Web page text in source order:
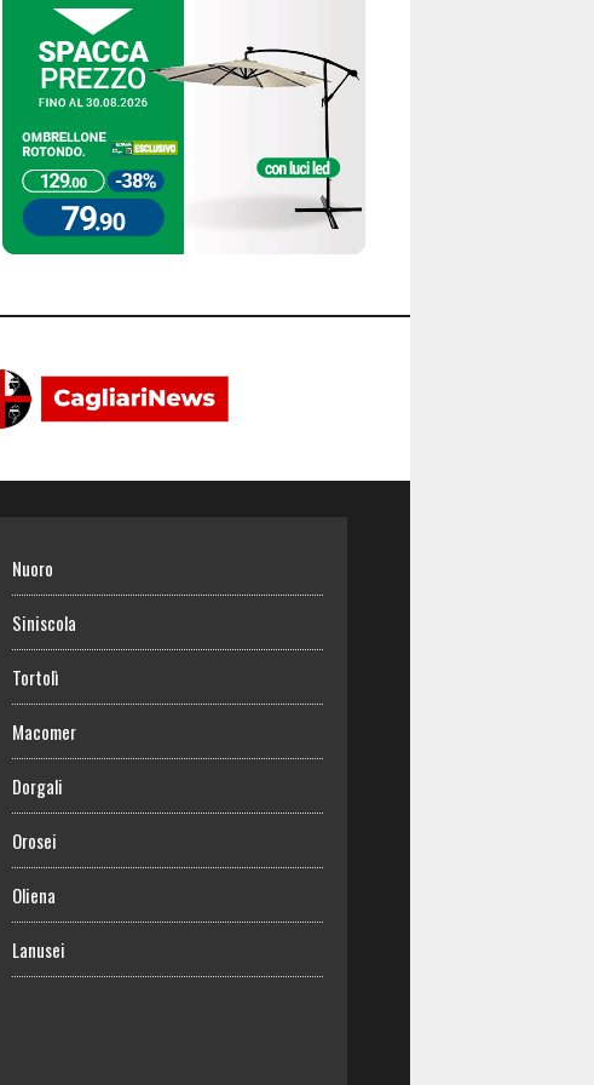
Nuoro
Siniscola
Tortolì
Macomer
Dorgali
Orosei
Oliena
Lanusei